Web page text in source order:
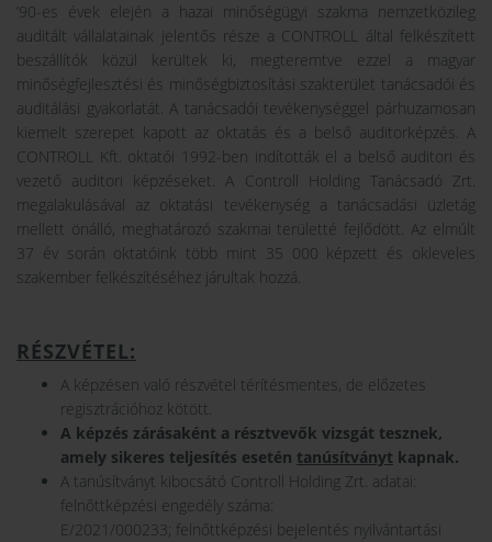
’90-es évek elején a hazai minőségügyi szakma nemzetközileg
auditált vállalatainak jelentős része a CONTROLL által felkészített
beszállítók közül kerültek ki, megteremtve ezzel a magyar
minőségfejlesztési és minőségbiztosítási szakterület tanácsadói és
auditálási gyakorlatát. A tanácsadói tevékenységgel párhuzamosan
kiemelt szerepet kapott az oktatás és a belső auditorképzés. A
CONTROLL Kft. oktatói 1992-ben indították el a belső auditori és
vezető auditori képzéseket. A Controll Holding Tanácsadó Zrt.
megalakulásával az oktatási tevékenység a tanácsadási üzletág
mellett önálló, meghatározó szakmai területté fejlődött. Az elmúlt
37 év során oktatóink több mint 35 000 képzett és okleveles
szakember felkészítéséhez járultak hozzá.
RÉSZVÉTEL:
A képzésen való részvétel térítésmentes, de előzetes
regisztrációhoz kötött.
A képzés zárásaként a résztvevők vizsgát tesznek,
amely sikeres teljesítés esetén tanúsítványt kapnak.
A tanúsítványt kibocsátó Controll Holding Zrt. adatai:
felnőttképzési engedély száma:
E/2021/000233; felnőttképzési bejelentés nyilvántartási